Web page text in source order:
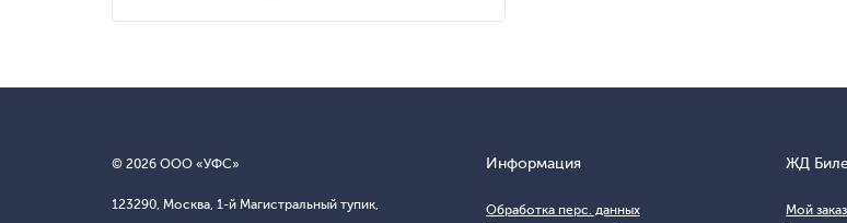
© 2026 ООО «УФС»
123290, Москва, 1-й Магистральный тупик,
Информация
Обработка перс. данных
ЖД
Мой заказ